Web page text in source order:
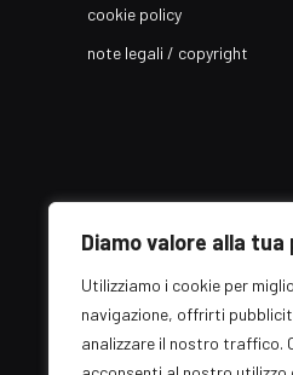
Diamo valore alla tua
Utilizziamo i cookie per
navigazione, offrirti
analizzare il nostro traffico.
cookie policy
note legali / copyright